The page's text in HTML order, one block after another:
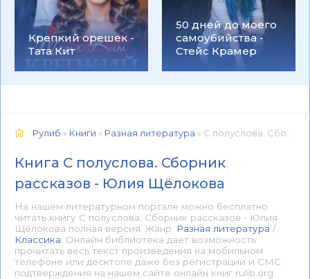
Крепкий орешек -
Тата Кит
50 дней до моего
самоубийства -
Стейс Крамер
Рулиб » Книги » Разная литература » С полуслова. Сборник рассказов - Юлия Щёлокова 📕 - Книга онлайн бесплатно
Книга С полуслова. Сборник
рассказов - Юлия Щёлокова
На нашем литературном портале можно бесплатно
читать книгу С полуслова. Сборник рассказов - Юлия
Щёлокова полная версия. Жанр: Разная литература /
Классика . Онлайн библиотека дает возможность
прочитать весь текст произведения на мобильном
телефоне или десктопе даже без регистрации и СМС
подтверждения на нашем сайте онлайн книг rulib.org.